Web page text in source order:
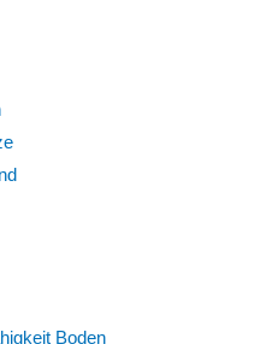
Boden